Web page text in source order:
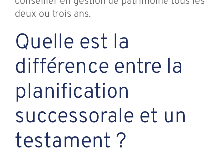
deux ou trois ans.
Quelle est la
différence entre la
planification
successorale et un
testament ?